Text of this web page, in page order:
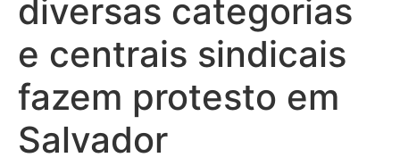
diversas categorias
e centrais sindicais
fazem protesto em
Salvador